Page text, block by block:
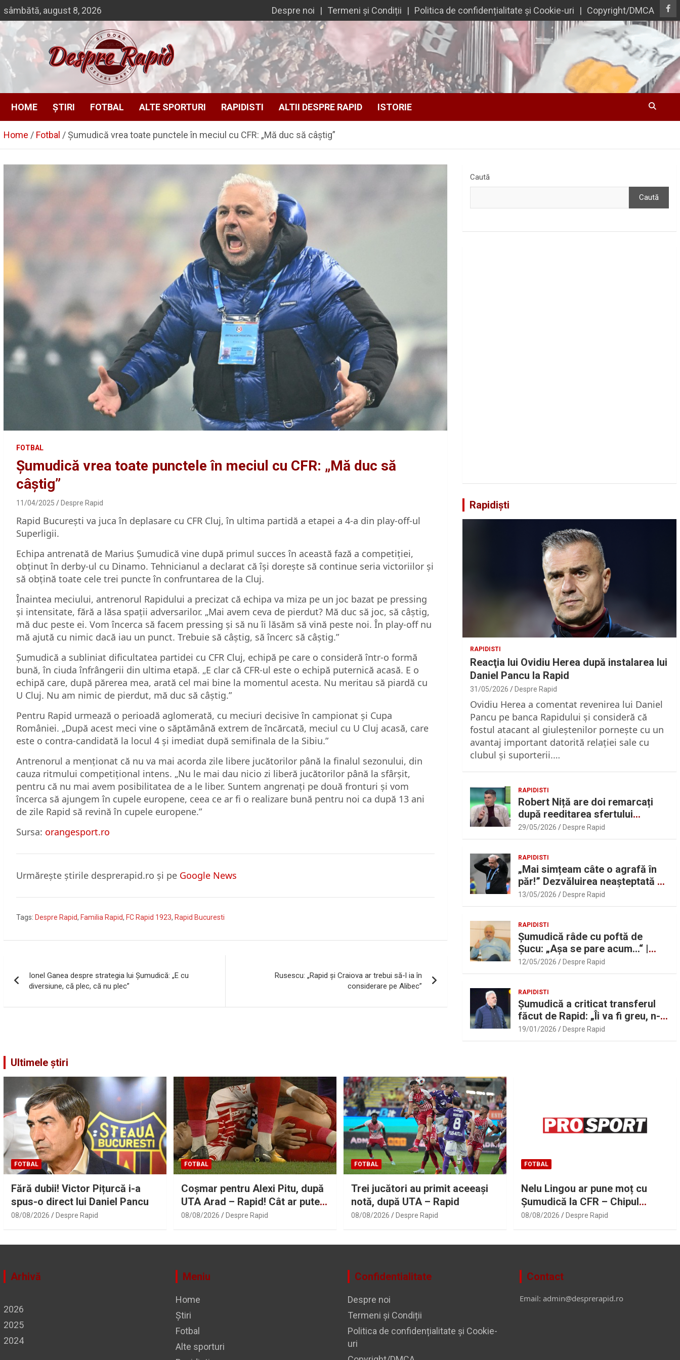
Skip
to
content
sâmbătă, august 8, 2026 Despre noi Termeni și Condiții Politica de confidențialitate și Cookie-uri Copyright/DMCA
Despre Rapid
Si doar … despre Rapid
HOME ȘTIRI FOTBAL ALTE SPORTURI RAPIDISTI ALTII DESPRE RAPID ISTORIE
Home Fotbal Șumudică vrea toate punctele în meciul cu CFR: „Mă duc să câștig”
FOTBAL
Șumudică vrea toate punctele în meciul cu CFR: „Mă duc să
câștig”
11/04/2025 Despre Rapid
Rapid București va juca în deplasare cu CFR Cluj, în ultima partidă a etapei a 4-a din play-off-ul
Superligii.
Echipa antrenată de Marius Șumudică vine după primul succes în această fază a competiției,
obținut în derby-ul cu Dinamo. Tehnicianul a declarat că își dorește să continue seria victoriilor și
să obțină toate cele trei puncte în confruntarea de la Cluj.
Înaintea meciului, antrenorul Rapidului a precizat că echipa va miza pe un joc bazat pe pressing
și intensitate, fără a lăsa spații adversarilor. „Mai avem ceva de pierdut? Mă duc să joc, să câştig,
mă duc peste ei. Vom încerca să facem pressing şi să nu îi lăsăm să vină peste noi. În play-off nu
mă ajută cu nimic dacă iau un punct. Trebuie să câştig, să încerc să câştig.”
Șumudică a subliniat dificultatea partidei cu CFR Cluj, echipă pe care o consideră într-o formă
bună, în ciuda înfrângerii din ultima etapă. „E clar că CFR-ul este o echipă puternică acasă. E o
echipă care, după părerea mea, arată cel mai bine la momentul acesta. Nu meritau să piardă cu
U Cluj. Nu am nimic de pierdut, mă duc să câştig.”
Pentru Rapid urmează o perioadă aglomerată, cu meciuri decisive în campionat și Cupa
României. „După acest meci vine o săptămână extrem de încărcată, meciul cu U Cluj acasă, care
este o contra-candidată la locul 4 şi imediat după semifinala de la Sibiu.”
Antrenorul a menționat că nu va mai acorda zile libere jucătorilor până la finalul sezonului, din
cauza ritmului competițional intens. „Nu le mai dau nicio zi liberă jucătorilor până la sfârşit,
pentru că nu mai avem posibilitatea de a le liber. Suntem angrenaţi pe două fronturi şi vom
încerca să ajungem în cupele europene, ceea ce ar fi o realizare bună pentru noi ca după 13 ani
de zile Rapid să revină în cupele europene.”
Sursa: orangesport.ro
Urmărește știrile desprerapid.ro și pe Google News
Tags: Despre Rapid, Familia Rapid, FC Rapid 1923, Rapid Bucuresti
în
articole
Ionel Ganea despre strategia lui Șumudică: „E cu
diversiune, că plec, că nu plec”
Rusescu: „Rapid și Craiova ar trebui să-l ia în
considerare pe Alibec”
Caută
Caută
Rapidiști
RAPIDISTI
Reacţia lui Ovidiu Herea după instalarea lui
Daniel Pancu la Rapid
31/05/2026 Despre Rapid
Ovidiu Herea a comentat revenirea lui Daniel
Pancu pe banca Rapidului şi consideră că
fostul atacant al giuleştenilor porneşte cu un
avantaj important datorită relaţiei sale cu
clubul şi suporterii.…
RAPIDISTI
Robert Niță are doi remarcați
după reeditarea sfertului
UEFAntastic: „Lideri în teren” |
Sport.ro
29/05/2026 Despre Rapid
RAPIDISTI
„Mai simțeam câte o agrafă în
păr!” Dezvăluirea neașteptată a
lui Marius Șumudică despre
Daniel Pancu
13/05/2026 Despre Rapid
RAPIDISTI
Șumudică râde cu poftă de
Șucu: „Așa se pare acum…“ |
Sport.ro
12/05/2026 Despre Rapid
RAPIDISTI
Șumudică a criticat transferul
făcut de Rapid: „Îi va fi greu, n-
am înțeles”
19/01/2026 Despre Rapid
Ultimele știri
FOTBAL
Fără dubii! Victor Pițurcă i-a
spus-o direct lui Daniel Pancu
08/08/2026 Despre Rapid
FOTBAL
Coșmar pentru Alexi Pitu, după
UTA Arad – Rapid! Cât ar putea
lipsi
08/08/2026 Despre Rapid
FOTBAL
Trei jucători au primit aceeași
notă, după UTA – Rapid
08/08/2026 Despre Rapid
FOTBAL
Nelu Lingou ar pune moț cu
Șumudică la CFR – Chipul
Fotbalului Românesc și cum a
picat transfermarkt din cauza
08/08/2026 Despre Rapid
Arhivă
2026
2025
2024
Meniu
Home
Știri
Fotbal
Alte sporturi
Confidentialitate
Despre noi
Termeni și Condiții
Politica de confidențialitate și Cookie-
uri
Contact
Email: admin@desprerapid.ro